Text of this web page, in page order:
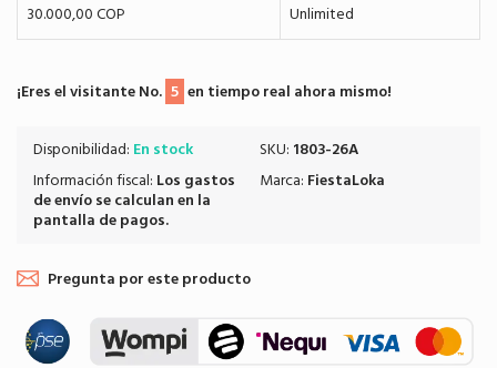
¡Eres el visitante No. 5 en tiempo real ahora mismo!
Disponibilidad: En stock
Información fiscal: Los gastos
de envíose calculan en la
pantalla de pagos.
SKU: 1803-26A
Marca: FiestaLoka
30.000,00 COP
Unlimited
Pregunta por este producto